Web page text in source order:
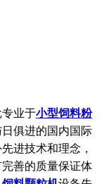
业于小型饲料粉
俱进的国内国际
进技术和理念，
善的质量保证体